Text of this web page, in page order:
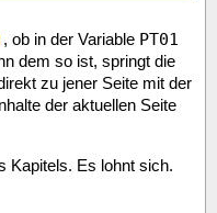
, ob in der Variable PT01
dem so ist, springt die
zu jener Seite mit der
der aktuellen Seite
Kapitels. Es lohnt sich.